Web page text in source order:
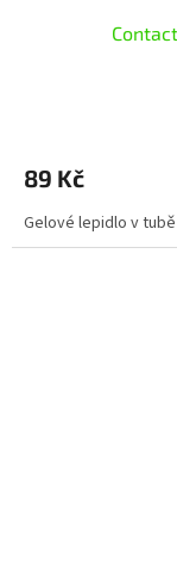
89 Kč
Gelové lepidlo v tubě